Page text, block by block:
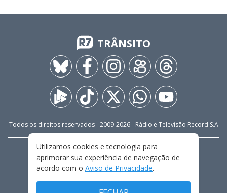
TRÂNSITO
Todos os direitos reservados - 2009-2026- Rádio e Televisão Record S.A
FALE CONOSCO
PRIVACIDADE
TERMOS E CONDIÇÕES DE USO
Utilizamos cookies e tecnologia para
aprimorar sua experiência de navegação de
acordo com o Aviso de Privacidade.